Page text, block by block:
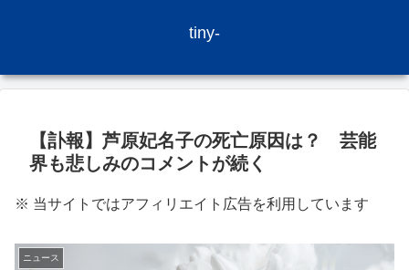
tiny-
【訃報】芦原妃名子の死亡原因は？ 芸能
界も悲しみのコメントが続く
※ 当サイトではアフィリエイト広告を利用しています
ニュース